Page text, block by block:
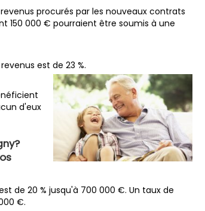
procurés par les nouveaux contrats
150 000 € pourraient être soumis à une
est de 23 %.
d'eux
de 20 % jusqu'à 700 000 €. Un taux de
€.